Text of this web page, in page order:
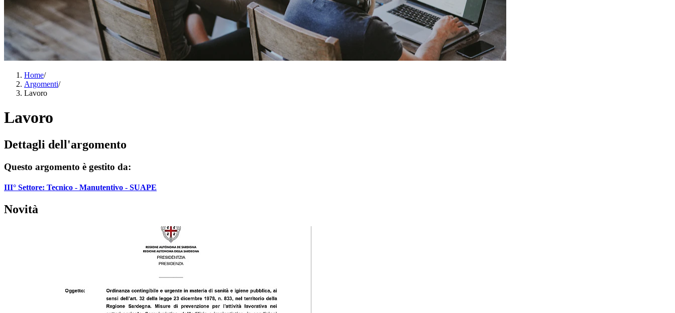
Home/
Argomenti/
Lavoro
Lavoro
Dettagli dell'argomento
Questo argomento è gestito da:
III° Settore: Tecnico - Manutentivo - SUAPE
Novità